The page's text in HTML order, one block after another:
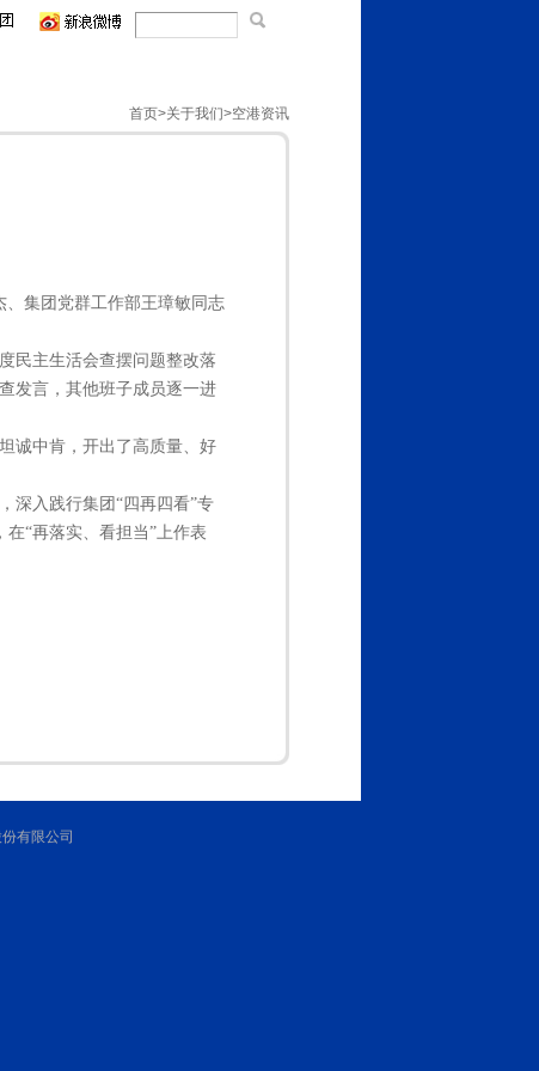
首页>关于我们>空港资讯
、集团党群工作部王璋敏同志
民主生活会查摆问题整改落
发言，其他班子成员逐一进
诚中肯，开出了高质量、好
深入践行集团“四再四看”专
“再落实、看担当”上作表
有限公司